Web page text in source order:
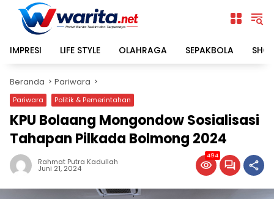
Langsung
konten
IMPRESI
LIFE STYLE OLAHRAGA SEPAKBOLA
Beranda Pariwara
Pariwara Politik & Pemerintahan
KPU Bolaang Mongondow Sosialisasi
Tahapan Pilkada Bolmong 2024
Rahmat Putra Kadullah
Juni 21, 2024
494